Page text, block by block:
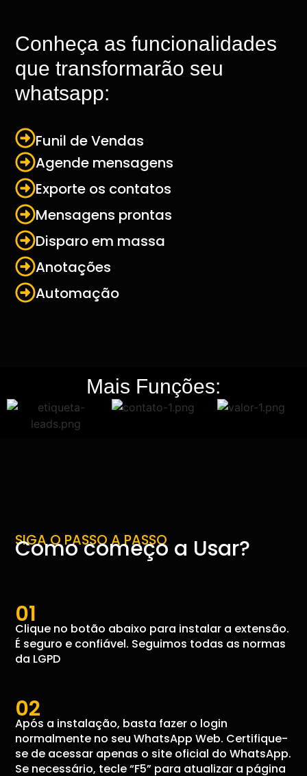
Conheça as funcionalidades
que transformarão seu
whatsapp:
Funil de Vendas
Agende mensagens
Exporte os contatos
Mensagens prontas
Disparo em massa
Anotações
Automação
Mais Funções:
SIGA O PASSO A PASSO
Como começo a Usar?
01
Clique no botão abaixo para instalar a extensão.
É seguro e confiável. Seguimos todas as normas
da LGPD
02
Após a instalação, basta fazer o login
normalmente no seu WhatsApp Web. Certifique-
se de acessar apenas o site oficial do WhatsApp.
Se necessário, tecle “F5” para atualizar a página